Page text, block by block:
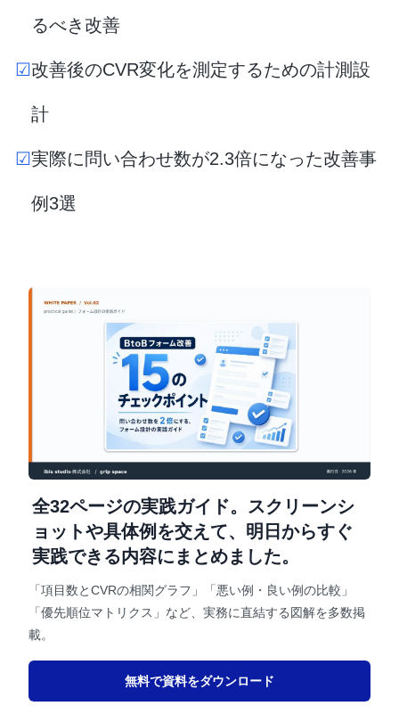
るべき改善
☑改善後のCVR変化を測定するための計測設
計
☑実際に問い合わせ数が2.3倍になった改善事
例3選
全32ページの実践ガイド。スクリーンシ
ョットや具体例を交えて、明日からすぐ
実践できる内容にまとめました。
「項目数とCVRの相関グラフ」「悪い例・良い例の比較」
「優先順位マトリクス」など、実務に直結する図解を多数掲
載。
無料で資料をダウンロード